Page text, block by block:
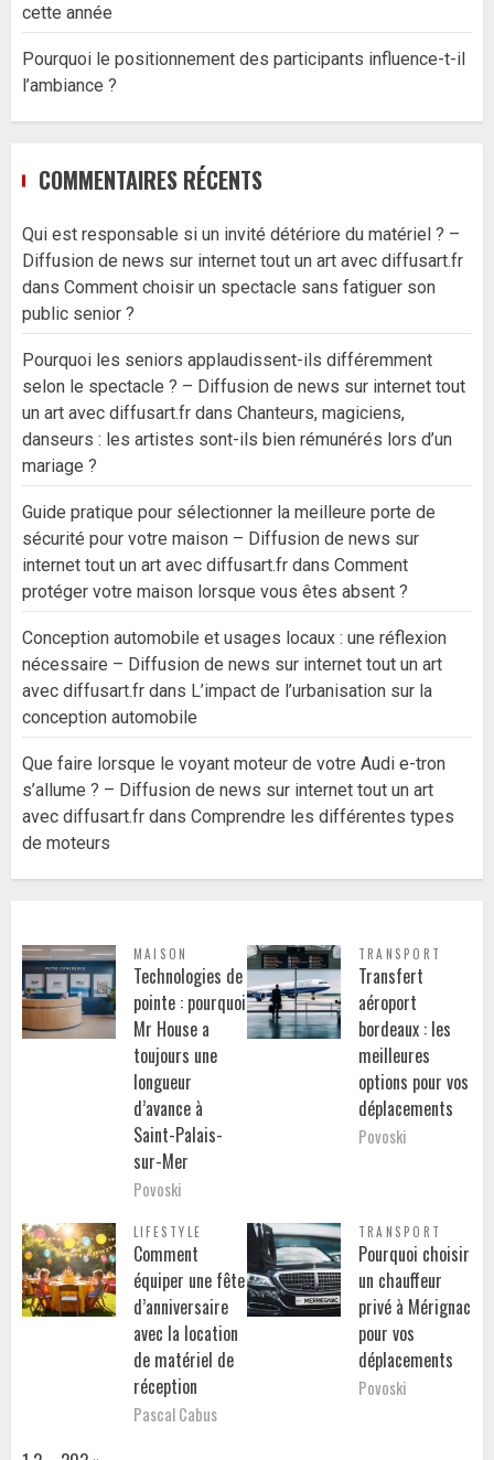
cette année
Pourquoi le positionnement des participants influence-t-il
l’ambiance ?
COMMENTAIRES RÉCENTS
Qui est responsable si un invité détériore du matériel ? –
Diffusion de news sur internet tout un art avec diffusart.fr
dans Comment choisir un spectacle sans fatiguer son
public senior ?
Pourquoi les seniors applaudissent-ils différemment
selon le spectacle ? – Diffusion de news sur internet tout
un art avec diffusart.fr dans Chanteurs, magiciens,
danseurs : les artistes sont-ils bien rémunérés lors d’un
mariage ?
Guide pratique pour sélectionner la meilleure porte de
sécurité pour votre maison – Diffusion de news sur
internet tout un art avec diffusart.fr dans Comment
protéger votre maison lorsque vous êtes absent ?
Conception automobile et usages locaux : une réflexion
nécessaire – Diffusion de news sur internet tout un art
avec diffusart.fr dans L’impact de l’urbanisation sur la
conception automobile
Que faire lorsque le voyant moteur de votre Audi e-tron
s’allume ? – Diffusion de news sur internet tout un art
avec diffusart.fr dans Comprendre les différentes types
de moteurs
MAISON
Technologies de
pointe : pourquoi
Mr House a
toujours une
longueur
d’avance à
Saint-Palais-
sur-Mer
Povoski
TRANSPORT
Transfert
aéroport
bordeaux : les
meilleures
options pour vos
déplacements
Povoski
LIFESTYLE
Comment
équiper une fête
d’anniversaire
avec la location
de matériel de
réception
Pascal Cabus
TRANSPORT
Pourquoi choisir
un chauffeur
privé à Mérignac
pour vos
déplacements
Povoski